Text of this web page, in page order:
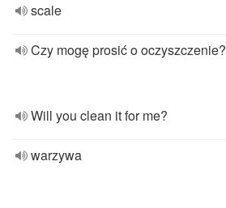
scale
Czy mogę prosić o oczyszczenie?
Will you clean it for me?
warzywa